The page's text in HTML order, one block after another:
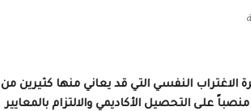
الاغتراب النفسي التي قد يعاني منها كثيرين من
على التحصيل الأكاديمي والالتزام بالمعايير